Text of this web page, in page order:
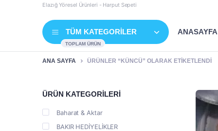
Elazığ Yöresel Ürünleri - Harput Sepeti
TÜM KATEGORİLER
TOPLAM ÜRÜN
ANASAYFA
ANA SAYFA ÜRÜNLER “KÜNCÜ” OLARAK ETIKETLENDI
ÜRÜN KATEGORİLERİ
Baharat & Aktar
BAKIR HEDİYELİKLER